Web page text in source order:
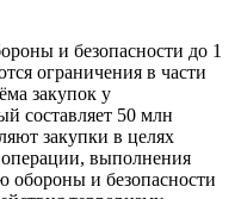
и безопасности до 1
ограничения в части
закупок у
составляет 50 млн
закупки в целях
выполнения
обороны и безопасности